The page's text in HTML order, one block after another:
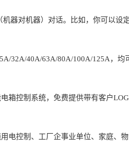
器对机器）对话。比如，你可以设
32A/40A/63A/80A/100A/125A，均
箱控制系统，免费提供带有客户
电控制、工厂企事业单位、家庭、